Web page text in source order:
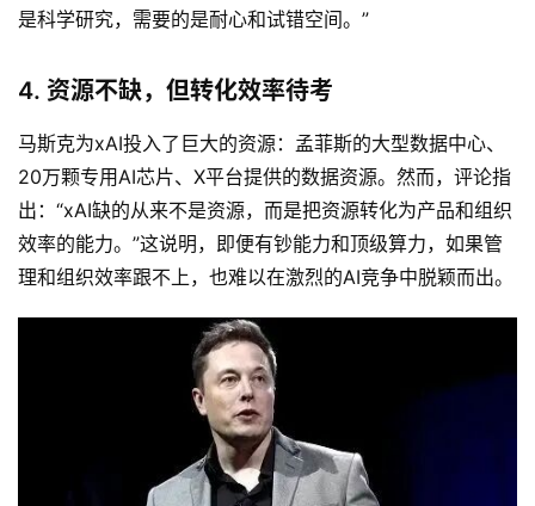
是科学研究，需要的是耐心和试错空间。”
4. 资源不缺，但转化效率待考
马斯克为xAI投入了巨大的资源：孟菲斯的大型数据中心、
20万颗专用AI芯片、X平台提供的数据资源。然而，评论指
出：“xAI缺的从来不是资源，而是把资源转化为产品和组织
效率的能力。”这说明，即便有钞能力和顶级算力，如果管
理和组织效率跟不上，也难以在激烈的AI竞争中脱颖而出。